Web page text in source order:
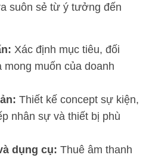
suôn sẻ từ ý tưởng đến
Xác định mục tiêu, đối
muốn của doanh
Thiết kế concept sự kiện,
nhân sự và thiết bị phù
dụng cụ: Thuê âm thanh